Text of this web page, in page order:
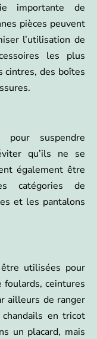
importante de
pièces peuvent
l’utilisation de
les plus
cintres, des boîtes
pour suspendre
qu’ils ne se
également être
catégories de
et les pantalons
utilisées pour
foulards, ceintures
ailleurs de ranger
en tricot
un placard, mais